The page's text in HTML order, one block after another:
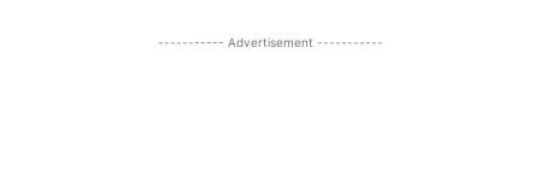
----------- Advertisement -----------